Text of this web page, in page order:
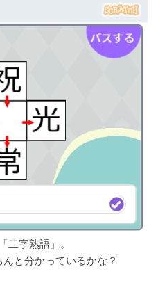
二字熟語」。
と分かっているかな？